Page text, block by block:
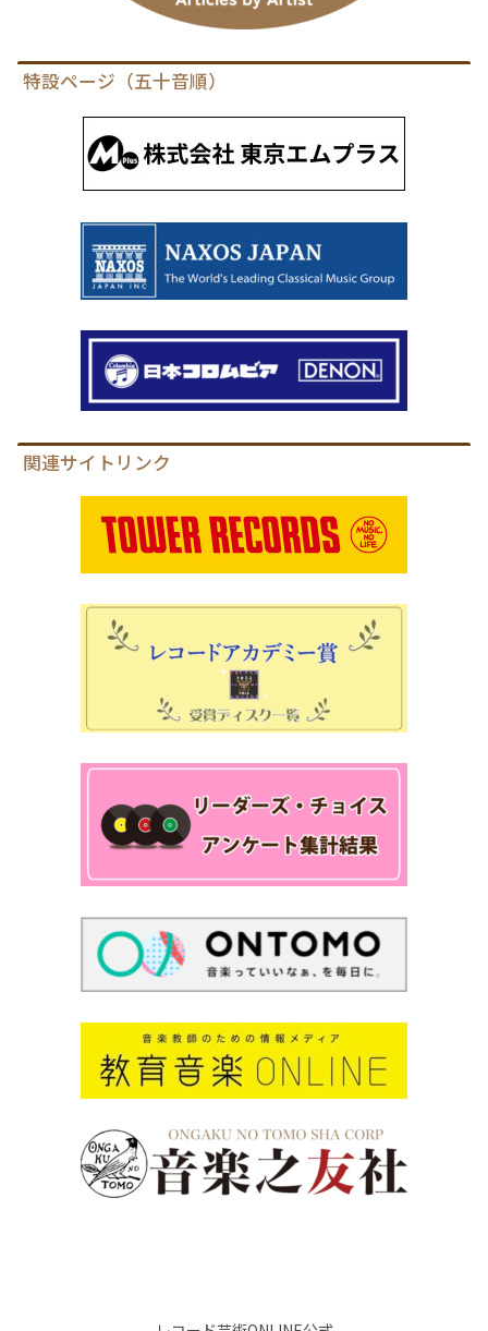
特設ページ（五十音順）
関連サイトリンク